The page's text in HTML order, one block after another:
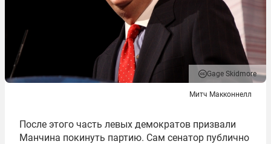
Gage Skidmore
Митч Макконнелл
После этого часть левых демократов призвали
Манчина покинуть партию. Сам сенатор публично